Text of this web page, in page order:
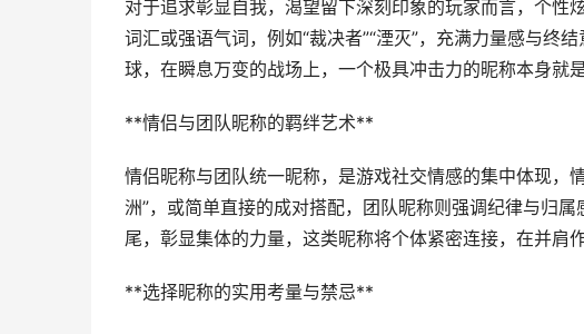
对于追求彰显自我，渴望留下深刻印象的玩家而言，个
词汇或强语气词，例如“裁决者”“湮灭”，充满力量感与终
球，在瞬息万变的战场上，一个极具冲击力的昵称本身就
**情侣与团队昵称的羁绊艺术**
情侣昵称与团队统一昵称，是游戏社交情感的集中体现，
洲”，或简单直接的成对搭配，团队昵称则强调纪律与归
尾，彰显集体的力量，这类昵称将个体紧密连接，在并肩
**选择昵称的实用考量与禁忌**